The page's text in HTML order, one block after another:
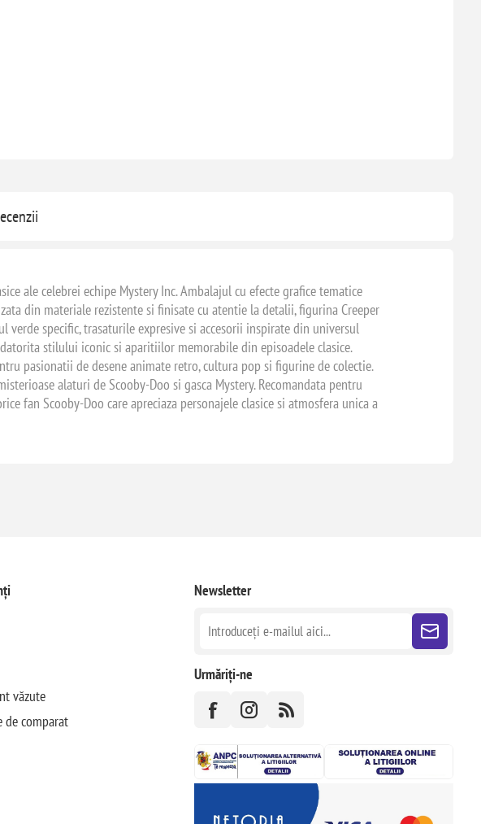
ale celebrei echipe Mystery Inc. Ambalajul cu efecte grafice tematice
din materiale rezistente si finisate cu atentie la detalii, figurina Creeper
verde specific, trasaturile expresive si accesorii inspirate din universul
stilului iconic si aparitiilor memorabile din episoadele clasice.
pasionatii de desene animate retro, cultura pop si figurine de colectie.
alaturi de Scooby-Doo si gasca Mystery. Recomandata pentru
fan Scooby-Doo care apreciaza personajele clasice si atmosfera unica a
văzute
de comparat
Newsletter
Urmăriți-ne